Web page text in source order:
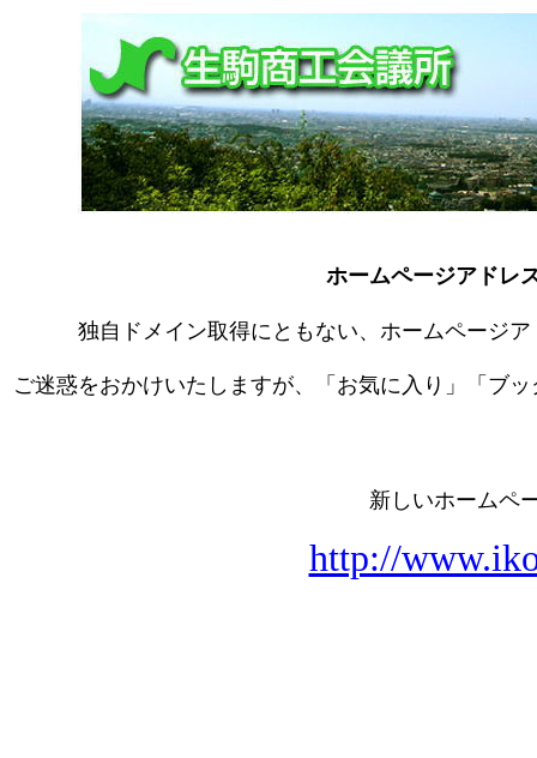
ホームページアドレ
独自ドメイン取得にともない、ホームページ
ご迷惑をおかけいたしますが、「お気に入り」「ブ
新しいホームペ
http://